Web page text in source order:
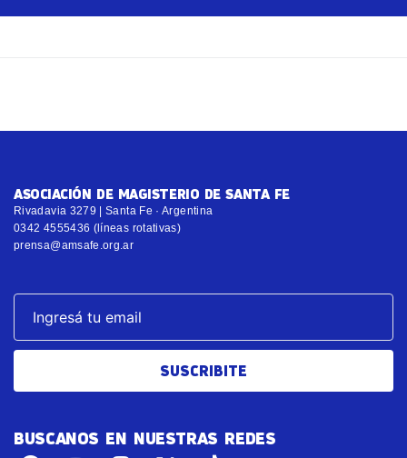
ASOCIACIÓN DE MAGISTERIO DE SANTA FE
Rivadavia 3279 | Santa Fe · Argentina
0342 4555436 (líneas rotativas)
prensa@amsafe.org.ar
SUSCRIBITE
BUSCANOS EN NUESTRAS REDES